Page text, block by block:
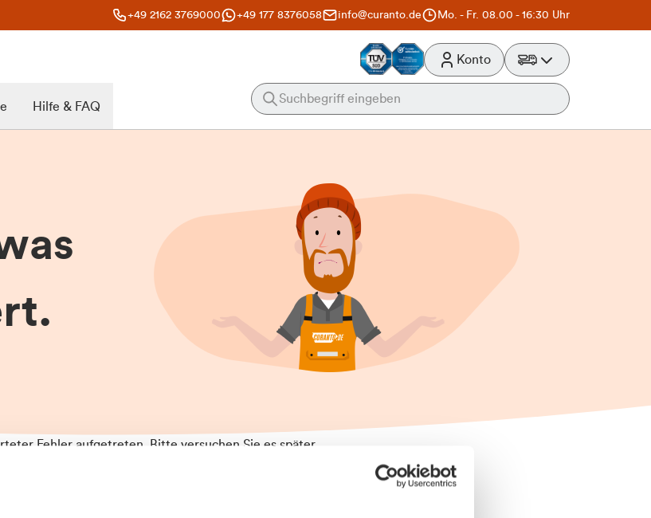
+49 2162 3769000 +49 177 8376058 info@curanto.de Mo. - Fr. 08.00 - 16:30 Uhr
Konto
Hilfe & FAQ
Fehler aufgetreten. Bitte versuchen Sie es später